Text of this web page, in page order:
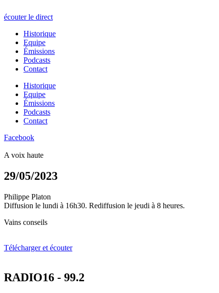
écouter le direct
Historique
Equipe
Émissions
Podcasts
Contact
Historique
Equipe
Émissions
Podcasts
Contact
Facebook
A voix haute
29/05/2023
Philippe Platon
Diffusion le lundi à 16h30. Rediffusion le jeudi à 8 heures.
Vains conseils
Télécharger et écouter
RADIO16 - 99.2